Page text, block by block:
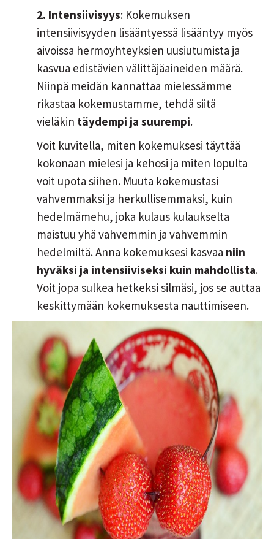
2. Intensiivisyys: Kokemuksen
intensiivisyyden lisääntyessä lisääntyy myös
aivoissa hermoyhteyksien uusiutumista ja
kasvua edistävien välittäjäaineiden määrä.
Niinpä meidän kannattaa mielessämme
rikastaa kokemustamme, tehdä siitä
vieläkin täydempi ja suurempi.
Voit kuvitella, miten kokemuksesi täyttää
kokonaan mielesi ja kehosi ja miten lopulta
voit upota siihen. Muuta kokemustasi
vahvemmaksi ja herkullisemmaksi, kuin
hedelmämehu, joka kulaus kulaukselta
maistuu yhä vahvemmin ja vahvemmin
hedelmiltä. Anna kokemuksesi kasvaa niin
hyväksi ja intensiiviseksi kuin mahdollista.
Voit jopa sulkea hetkeksi silmäsi, jos se auttaa
keskittymään kokemuksesta nauttimiseen.